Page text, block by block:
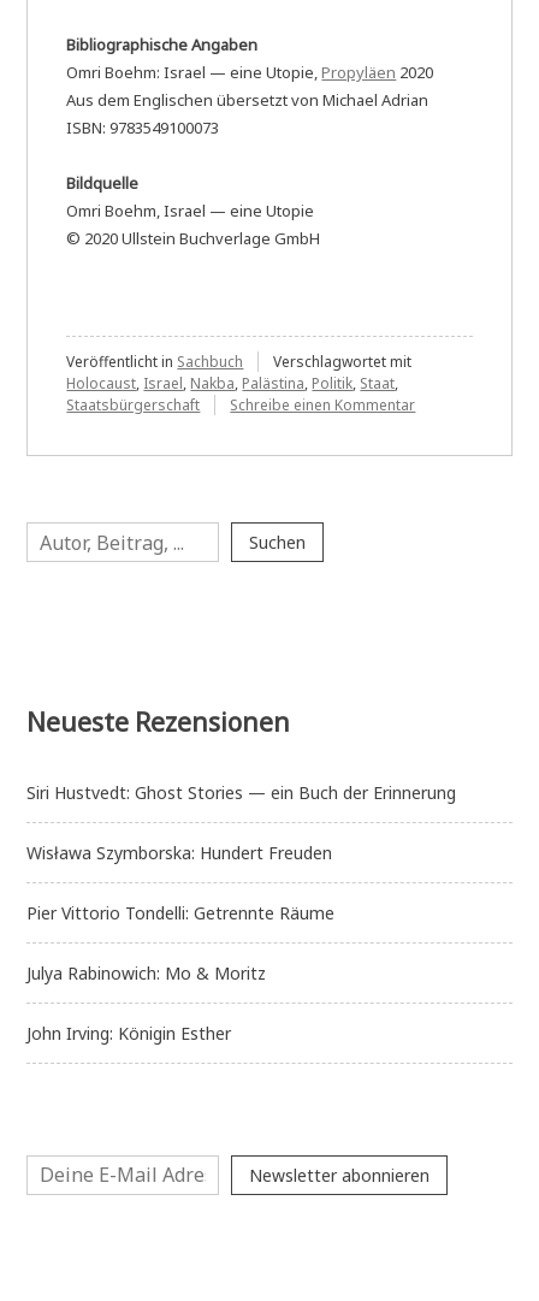
Bibliographische Angaben
Omri Boehm: Israel — eine Utopie,Propyläen 2020
Aus dem Englischen übersetzt von Michael Adrian
ISBN: 9783549100073
Bildquelle
Omri Boehm, Israel — eine Utopie
© 2020 Ullstein Buchverlage GmbH
Veröffentlicht in Sachbuch
Verschlagwortet mit
Holocaust, Israel, Nakba, Palästina, Politik, Staat,
Staatsbürgerschaft
Schreibe einen Kommentarzu
Suchen
Suchen
Neueste Rezensionen
Siri Hustvedt: Ghost Stories — ein Buch der Erinnerung
Wisława Szymborska: Hundert Freuden
Pier Vittorio Tondelli: Getrennte Räume
Julya Rabinowich: Mo & Moritz
John Irving: Königin Esther
Newsletter abonnieren